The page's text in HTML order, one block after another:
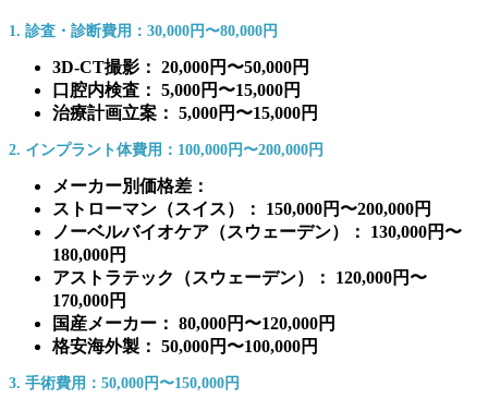
1. 診査・診断費用：30,000円〜80,000円
3D-CT撮影： 20,000円〜50,000円
口腔内検査： 5,000円〜15,000円
治療計画立案： 5,000円〜15,000円
2. インプラント体費用：100,000円〜200,000円
メーカー別価格差：
ストローマン（スイス）： 150,000円〜200,000円
ノーベルバイオケア（スウェーデン）： 130,000円〜
180,000円
アストラテック（スウェーデン）： 120,000円〜
170,000円
国産メーカー： 80,000円〜120,000円
格安海外製： 50,000円〜100,000円
3. 手術費用：50,000円〜150,000円